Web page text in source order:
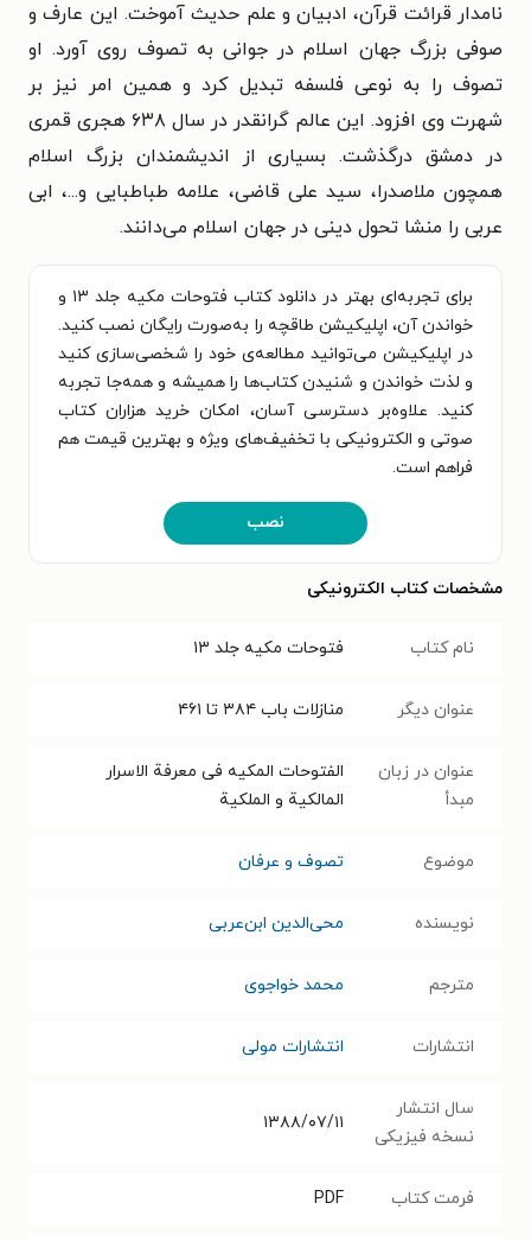
نامدار قرائت قرآن، ادبیان و علم حدیث آموخت. این عارف و
صوفی بزرگ جهان اسلام در جوانی به تصوف روی آورد. او
تصوف را به نوعی فلسفه تبدیل کرد و همین امر نیز بر
شهرت وی افزود. این عالم گرانقدر در سال ۶۳۸ هجری قمری
در دمشق درگذشت. بسیاری از اندیشمندان بزرگ اسلام
همچون ملاصدرا، سید علی قاضی، علامه طباطبایی و...، ابی
عربی را منشا تحول دینی در جهان اسلام می‌دانند.
برای تجربه‌ای بهتر در دانلود کتاب فتوحات مکیه جلد ۱۳ و
خواندن آن، اپلیکیشن طاقچه را به‌صورت رایگان نصب کنید.
در اپلیکیشن می‌توانید مطالعه‌ی خود را شخصی‌سازی کنید
و لذت خواندن و شنیدن کتاب‌ها را همیشه و همه‌جا تجربه
کنید. علاوه‌بر دسترسی آسان، امکان خرید هزاران کتاب
صوتی و الکترونیکی با تخفیف‌های ویژه و بهترین قیمت هم
فراهم است.
نصب
مشخصات کتاب الکترونیکی
نام کتاب فتوحات مکیه جلد ۱۳
عنوان دیگر منازلات باب ۳۸۴ تا ۴۶۱
عنوان در زبان
مبدأ
الفتوحات المکیه فی معرفة الاسرار
المالکیة و الملکیة
موضوع تصوف و عرفان
نویسنده محی‌الدین ابن‌عربی
مترجم محمد خواجوی
انتشارات انتشارات مولی
سال انتشار
نسخه فیزیکی
۱۳۸۸/۰۷/۱۱
فرمت کتاب PDF